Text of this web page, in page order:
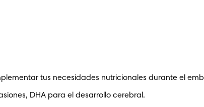
tus necesidades nutricionales durante el
DHA para el desarrollo cerebral.